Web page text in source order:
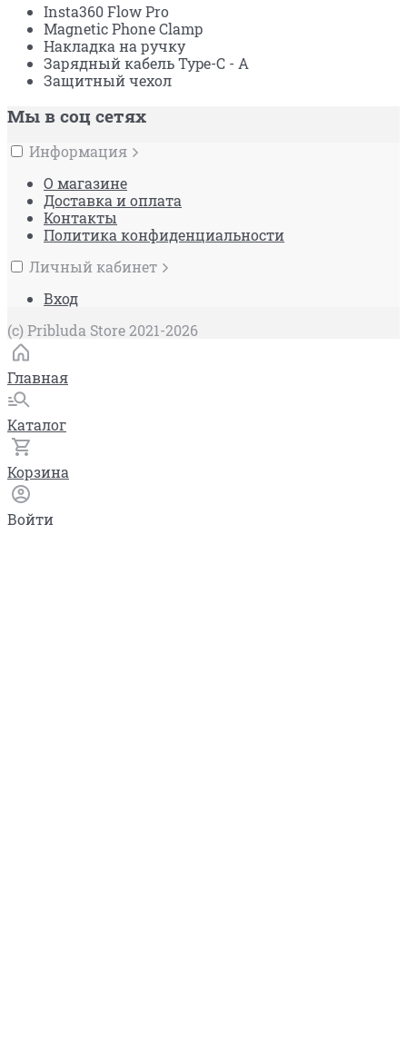
Insta360 Flow Pro
Magnetic Phone Clamp
Накладка на ручку
Зарядный кабель Type-C - A
Защитный чехол
Мы в соц сетях
Информация
О магазине
Доставка и оплата
Контакты
Политика конфиденциальности
Личный кабинет
Вход
(c) Pribluda Store 2021-2026
Главная
Каталог
Корзина
Войти